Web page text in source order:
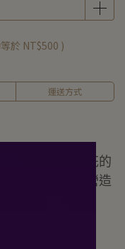
於 NT$500 )
運送方式
端，蓮花與橙花的
香根草收尾，營造